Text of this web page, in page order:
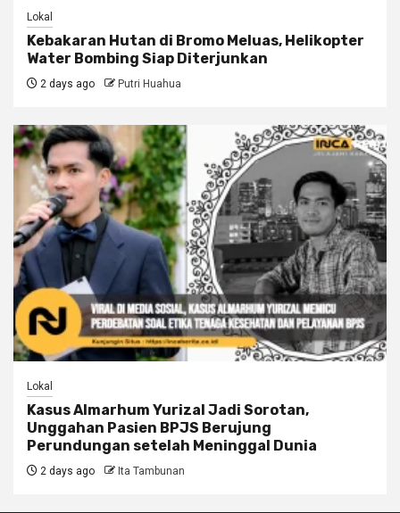
Lokal
Kebakaran Hutan di Bromo Meluas, Helikopter
Water Bombing Siap Diterjunkan
2 days ago Putri Huahua
Lokal
Kasus Almarhum Yurizal Jadi Sorotan,
Unggahan Pasien BPJS Berujung
Perundungan setelah Meninggal Dunia
2 days ago Ita Tambunan